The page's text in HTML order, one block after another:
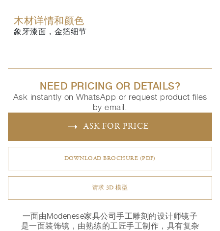
木材详情和颜色
象牙漆面，金箔细节
NEED PRICING OR DETAILS?
Ask instantly on WhatsApp or request product files
by email.
ASK FOR PRICE
DOWNLOAD BROCHURE (PDF)
请求 3D 模型
一面由Modenese家具公司手工雕刻的设计师镜子
是一面装饰镜，由熟练的工匠手工制作，具有复杂